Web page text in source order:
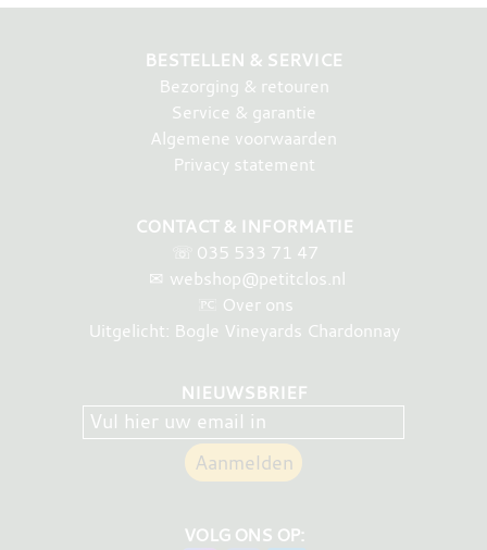
BESTELLEN & SERVICE
Bezorging & retouren
Service & garantie
Algemene voorwaarden
Privacy statement
CONTACT & INFORMATIE
☏ 035 533 71 47
✉ webshop@petitclos.nl
Over ons
Uitgelicht: Bogle Vineyards Chardonnay
NIEUWSBRIEF
VOLG ONS OP: